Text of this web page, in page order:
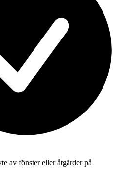
av fönster eller åtgärder på